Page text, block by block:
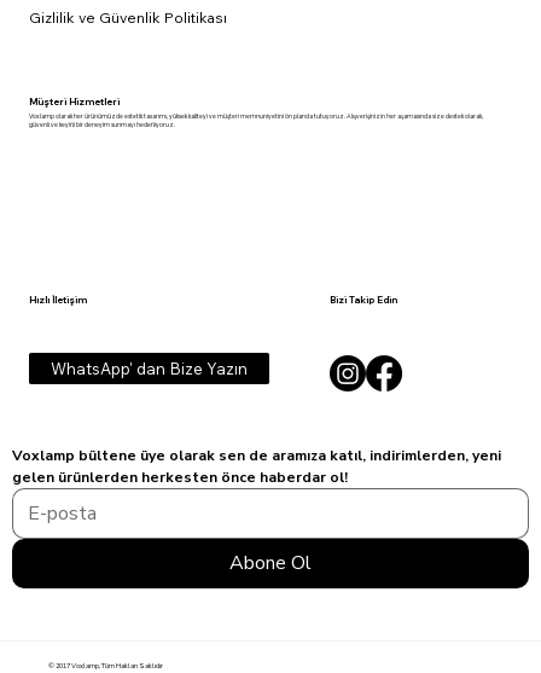
Gizlilik ve Güvenlik Politikası
Müşteri Hizmetleri
Voxlamp olarak her ürünümüzde estetik tasarımı, yüksek kaliteyi ve müşteri memnuniyetini ön planda tutuyoruz. Alışverişinizin her aşamasında size destek olarak,
güvenli ve keyifli bir deneyim sunmayı hedefliyoruz.
Hızlı İletişim
WhatsApp' dan Bize Yazın
Bizi Takip Edin
Voxlamp bültene üye olarak sen de aramıza katıl, indirimlerden, yeni
gelen ürünlerden herkesten önce haberdar ol!
Abone Ol
© 2017 Voxlamp, Tüm Hakları Saklıdır